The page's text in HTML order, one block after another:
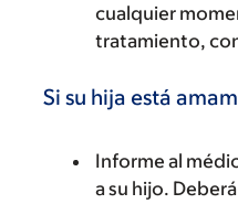
cualquier
tratamiento,
Si su hija está
Informe al
a su hijo.